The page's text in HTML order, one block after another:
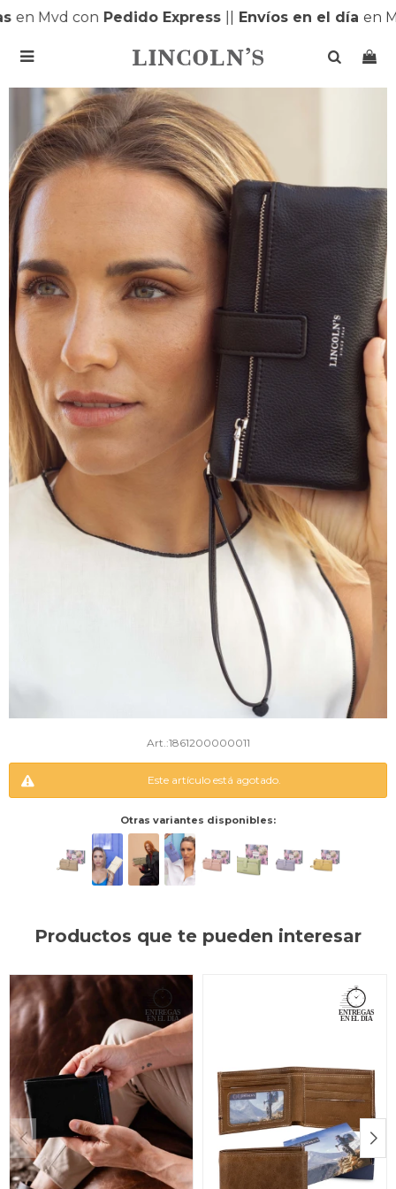
en Mvd conPedido Express||Envíos en el díaen

1861200000011
Este artículo está agotado.
Otras variantes disponibles:
Productos que te pueden interesar